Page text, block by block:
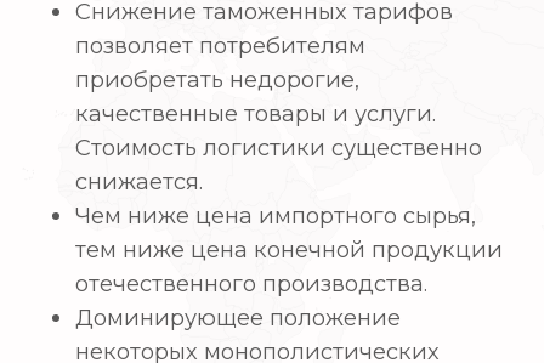
Чтобы решить эту проблему, мы должны
разработать новый метод роста
посредством международной торговли,
связанный с эффективной
логистической системой.Наш отдел
работает над обучением людей,
способных конкурировать на мировом
рынке, объединяя знания в области
международной торговли и
современной транспортной логистики,
соединяющей сухие порты и морские
порты. Посредством обучения
различным дисциплинам, имеющим
отношение к международным сделкам,